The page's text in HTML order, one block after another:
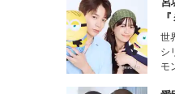
プ
技
ズ
だ
動
世
シ
モ